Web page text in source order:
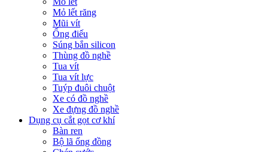
Mỏ lết răng
Mũi vít
Ống điếu
Súng bắn silicon
Thùng đồ nghề
Tua vít
Tua vít lực
Tuýp đuôi chuột
Xe có đồ nghề
Xe đựng đồ nghề
Dụng cụ cắt gọt cơ khí
Bàn ren
Bộ lã ống đồng